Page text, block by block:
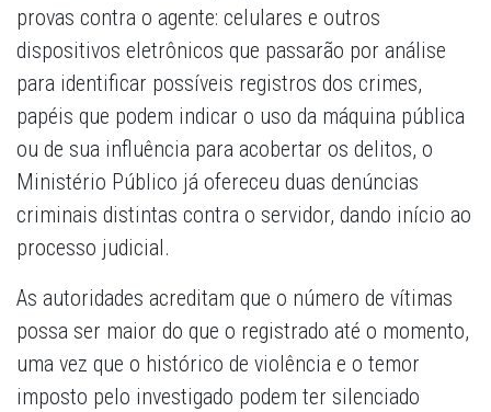
provas contra o agente: celulares e outros
dispositivos eletrônicos que passarão por análise
para identificar possíveis registros dos crimes,
papéis que podem indicar o uso da máquina pública
ou de sua influência para acobertar os delitos, o
Ministério Público já ofereceu duas denúncias
criminais distintas contra o servidor, dando início ao
processo judicial.
As autoridades acreditam que o número de vítimas
possa ser maior do que o registrado até o momento,
uma vez que o histórico de violência e o temor
imposto pelo investigado podem ter silenciado